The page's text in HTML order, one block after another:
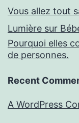
Vous allez tout
Lumière sur
Pourquoi elles
de personnes.
Recent
A WordPress